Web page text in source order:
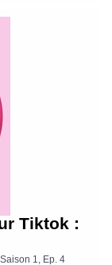
Tiktok :
Saison 1, Ep. 4